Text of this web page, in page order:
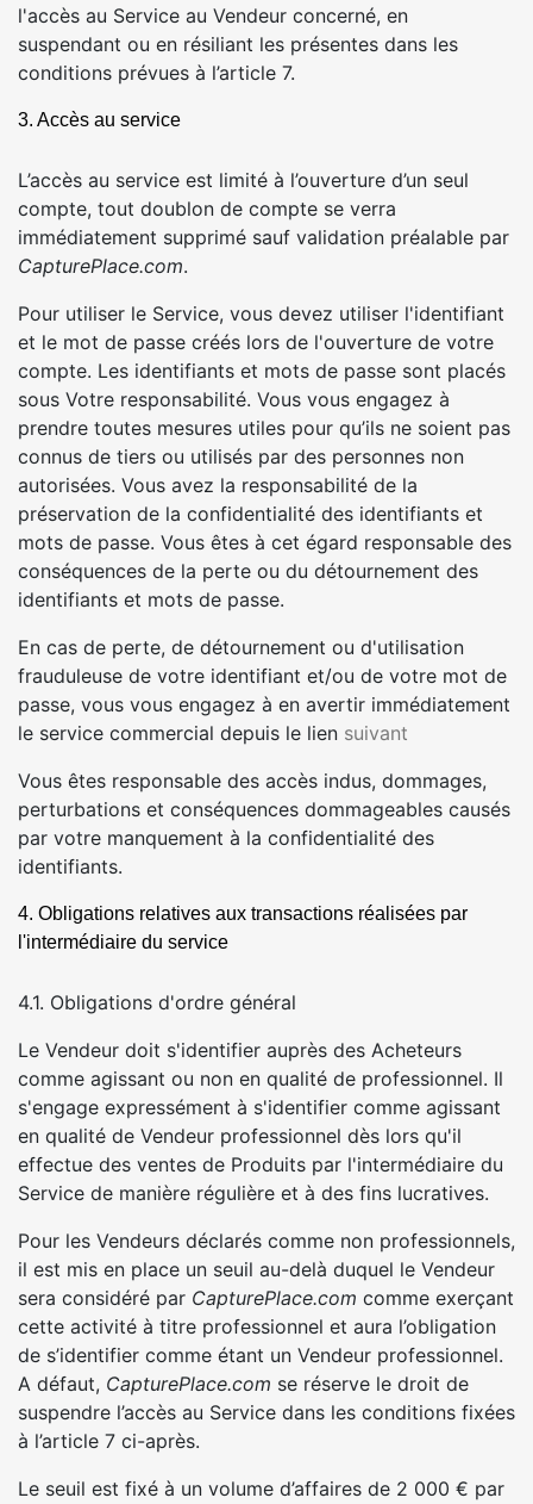
l'accès au Service au Vendeur concerné, en
suspendant ou en résiliant les présentes dans les
conditions prévues à l’article 7.
3. Accès au service
L’accès au service est limité à l’ouverture d’un seul
compte, tout doublon de compte se verra
immédiatement supprimé sauf validation préalable par
CapturePlace.com.
Pour utiliser le Service, vous devez utiliser l'identifiant
et le mot de passe créés lors de l'ouverture de votre
compte. Les identifiants et mots de passe sont placés
sous Votre responsabilité. Vous vous engagez à
prendre toutes mesures utiles pour qu’ils ne soient pas
connus de tiers ou utilisés par des personnes non
autorisées. Vous avez la responsabilité de la
préservation de la confidentialité des identifiants et
mots de passe. Vous êtes à cet égard responsable des
conséquences de la perte ou du détournement des
identifiants et mots de passe.
En cas de perte, de détournement ou d'utilisation
frauduleuse de votre identifiant et/ou de votre mot de
passe, vous vous engagez à en avertir immédiatement
le service commercial depuis le lien suivant
Vous êtes responsable des accès indus, dommages,
perturbations et conséquences dommageables causés
par votre manquement à la confidentialité des
identifiants.
4. Obligations relatives aux transactions réalisées par
l'intermédiaire du service
4.1. Obligations d'ordre général
Le Vendeur doit s'identifier auprès des Acheteurs
comme agissant ou non en qualité de professionnel. Il
s'engage expressément à s'identifier comme agissant
en qualité de Vendeur professionnel dès lors qu'il
effectue des ventes de Produits par l'intermédiaire du
Service de manière régulière et à des fins lucratives.
Pour les Vendeurs déclarés comme non professionnels,
il est mis en place un seuil au-delà duquel le Vendeur
sera considéré par CapturePlace.com comme exerçant
cette activité à titre professionnel et aura l’obligation
de s’identifier comme étant un Vendeur professionnel.
A défaut, CapturePlace.com se réserve le droit de
suspendre l’accès au Service dans les conditions fixées
à l’article 7 ci-après.
Le seuil est fixé à un volume d’affaires de 2 000 € par